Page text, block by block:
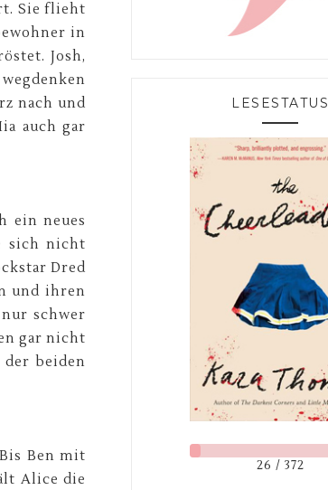
Sie flieht
in
Josh,
nach und
auch gar
ein neues
sich nicht
Dred
und ihren
schwer
gar nicht
beiden
Ben mit
Alice die
LESESTATUS
26 / 372